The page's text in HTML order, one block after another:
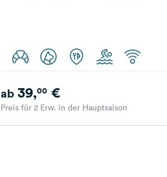
ab39,00€
Preis für 2 Erw. in der Hauptsaison